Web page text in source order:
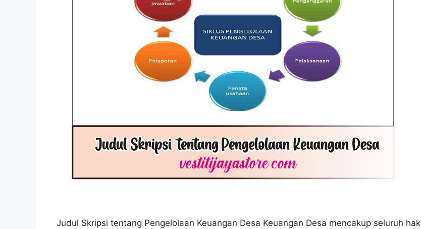
Judul Skripsi tentang Pengelolaan Keuangan Desa Keuangan Desa mencakup seluruh hak